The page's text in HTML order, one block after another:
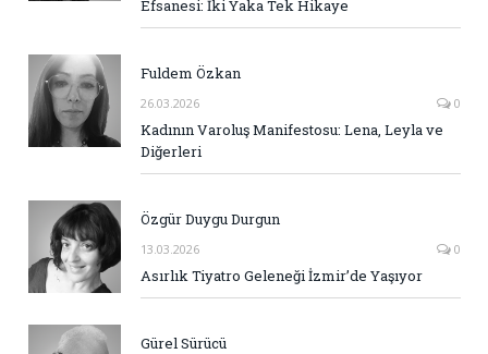
Efsanesi: İki Yaka Tek Hikaye
Fuldem Özkan
26.03.2026 0
Kadının Varoluş Manifestosu: Lena, Leyla ve
Diğerleri
Özgür Duygu Durgun
13.03.2026 0
Asırlık Tiyatro Geleneği İzmir’de Yaşıyor
Gürel Sürücü